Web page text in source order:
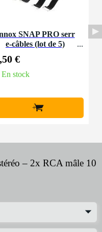
SNAP PRO serr
e-câbles (lot de 5)
€
En stock
+
– 2x RCA mâle 10